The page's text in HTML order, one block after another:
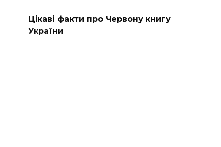
Цікаві факти про Червону книгу
України